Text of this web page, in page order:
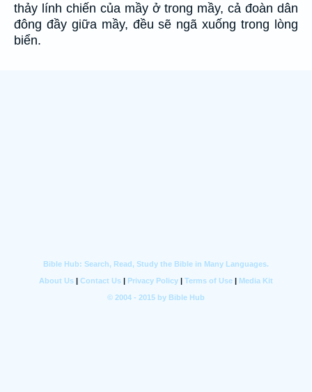
thảy lính chiến của mầy ở trong mầy, cả đoàn dân
đông đầy giữa mầy, đều sẽ ngã xuống trong lòng
biển.